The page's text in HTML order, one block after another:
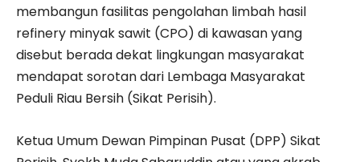
membangun fasilitas pengolahan limbah hasil
refinery minyak sawit (CPO) di kawasan yang
disebut berada dekat lingkungan masyarakat
mendapat sorotan dari Lembaga Masyarakat
Peduli Riau Bersih (Sikat Perisih).
Ketua Umum Dewan Pimpinan Pusat (DPP) Sikat